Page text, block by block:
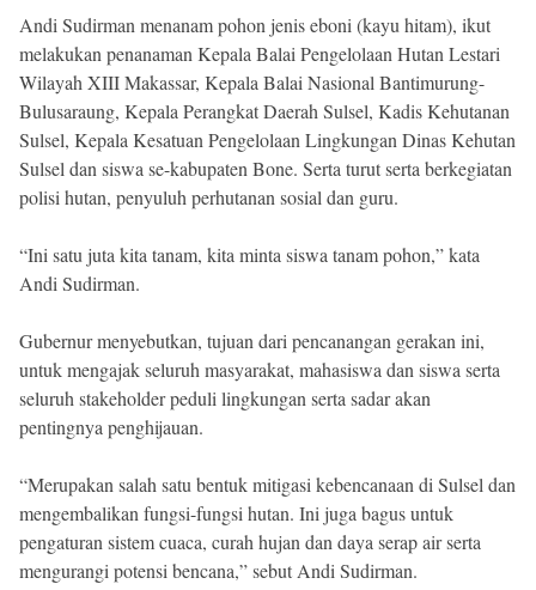
Andi Sudirman menanam pohon jenis eboni (kayu hitam), ikut
melakukan penanaman Kepala Balai Pengelolaan Hutan Lestari
Wilayah XIII Makassar, Kepala Balai Nasional Bantimurung-
Bulusaraung, Kepala Perangkat Daerah Sulsel, Kadis Kehutanan
Sulsel, Kepala Kesatuan Pengelolaan Lingkungan Dinas Kehutan
Sulsel dan siswa se-kabupaten Bone. Serta turut serta berkegiatan
polisi hutan, penyuluh perhutanan sosial dan guru.
“Ini satu juta kita tanam, kita minta siswa tanam pohon,” kata
Andi Sudirman.
Gubernur menyebutkan, tujuan dari pencanangan gerakan ini,
untuk mengajak seluruh masyarakat, mahasiswa dan siswa serta
seluruh stakeholder peduli lingkungan serta sadar akan
pentingnya penghijauan.
“Merupakan salah satu bentuk mitigasi kebencanaan di Sulsel dan
mengembalikan fungsi-fungsi hutan. Ini juga bagus untuk
pengaturan sistem cuaca, curah hujan dan daya serap air serta
mengurangi potensi bencana,” sebut Andi Sudirman.